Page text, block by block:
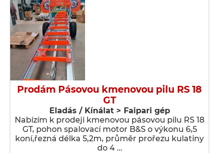
Prodám Pásovou kmenovou pilu RS 18
GT
Eladás / Kínálat > Faipari gép
Nabízím k prodeji kmenovou pásovou pilu RS 18
GT, pohon spalovací motor B&S o výkonu 6,5
koní,řezná délka 5,2m, průměr prořezu kulatiny
do 4 …